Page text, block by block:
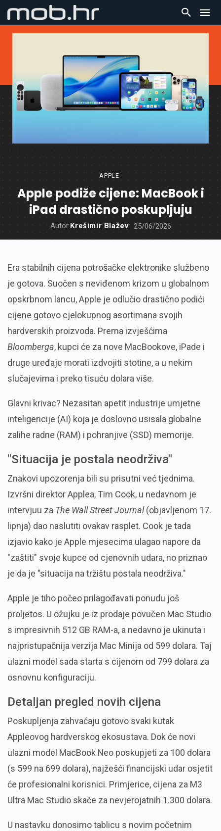
APPLE
Apple podiže cijene: MacBook i
iPad drastično poskupljuju
Autor Krešimir Blažev 25/06/2026
Era stabilnih cijena potrošačke elektronike službeno
je gotova. Suočen s neviđenom krizom u globalnom
opskrbnom lancu, Apple je odlučio drastično podići
cijene gotovo cjelokupnog asortimana svojih
hardverskih proizvoda. Prema izvješćima
Bloomberga, kupci će za nove MacBookove, iPade i
druge uređaje morati izdvojiti stotine, a u nekim
slučajevima i preko tisuću dolara više.
Glavni krivac? Nezasitan apetit industrije umjetne
inteligencije (AI) koja je doslovno usisala globalne
zalihe radne (RAM) i pohranjive (SSD) memorije.
"Situacija je postala neodrživa"
Znakovi upozorenja bili su prisutni već tjednima.
Izvršni direktor Applea, Tim Cook, u nedavnom je
intervjuu za The Wall Street Journal(objavljenom 17.
lipnja) dao naslutiti ovakav rasplet. Cook je tada
izjavio kako je Apple mjesecima ulagao napore da
"zaštiti" svoje kupce od cjenovnih udara, no priznao
je da je "situacija na tržištu postala neodrživa."
Apple je tiho počeo prilagođavati ponudu još
proljetos. U ožujku je iz prodaje povučen Mac Studio
s impresivnih 512 GB RAM-a, a nedavno je ukinuta i
najpristupačnija verzija Mac Minija od 599 dolara. Taj
ulazni model sada starta s cijenom od 799 dolara za
osnovnu konfiguraciju.
Detaljan pregled novih cijena
Poskupljenja zahvaćaju gotovo svaki kutak
Appleovog hardverskog ekosustava. Dok će novi
ulazni model MacBook Neo poskupjeti za 100 dolara
(s 599 na 699 dolara), najžešći financijski udar osjetit
će profesionalni korisnici. Primjerice, cijena za M3
Ultra Mac Studio skače za nevjerojatnih 1.300 dolara.
U nastavku donosimo tablicu s novim početnim